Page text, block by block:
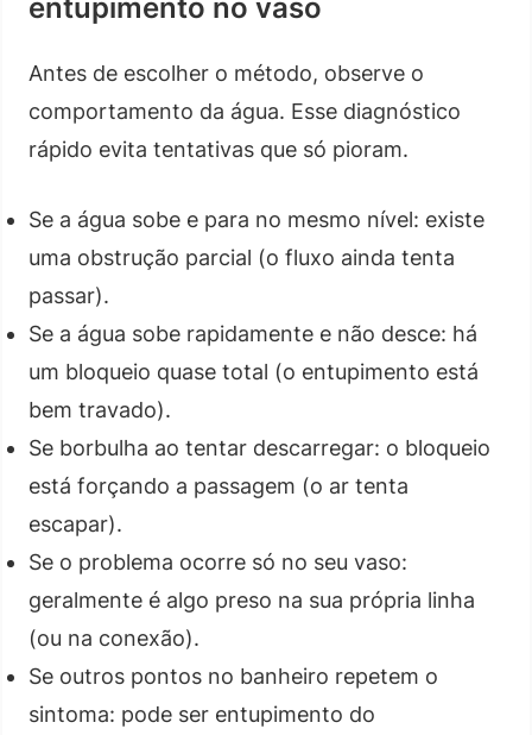
entupimento no vaso
Antes de escolher o método, observe o
comportamento da água. Esse diagnóstico
rápido evita tentativas que só pioram.
Se a água sobe e para no mesmo nível: existe
uma obstrução parcial (o fluxo ainda tenta
passar).
Se a água sobe rapidamente e não desce: há
um bloqueio quase total (o entupimento está
bem travado).
Se borbulha ao tentar descarregar: o bloqueio
está forçando a passagem (o ar tenta
escapar).
Se o problema ocorre só no seu vaso:
geralmente é algo preso na sua própria linha
(ou na conexão).
Se outros pontos no banheiro repetem o
sintoma: pode ser entupimento do